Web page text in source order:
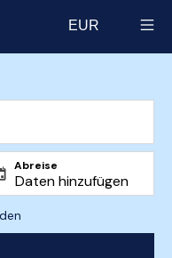
EUR
Abreise